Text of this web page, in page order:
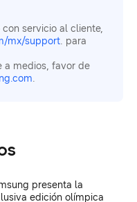
servicio al cliente,
mx/support. para
a medios, favor de
.
presenta la
edición olímpica